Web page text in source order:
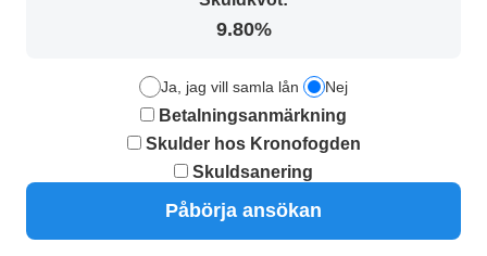
9.80%
Ja, jag vill samla lån Nej
Betalningsanmärkning
Skulder hos Kronofogden
Skuldsanering
Påbörja ansökan